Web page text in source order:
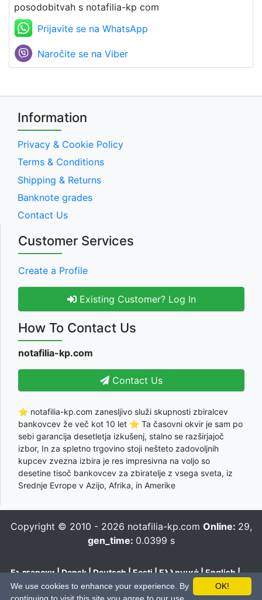
posodobitvah s notafilia-kp com
Prijavite se na WhatsApp
Naročite se na Viber
Information
Privacy & Cookie Policy
Terms & Conditions
Shipping & Returns
Banknote grades
Contact Us
Customer Services
Create a Profile
Existing Customer? Log In
How To Contact Us
notafilia-kp.com
Contact Us
⭐ notafilia-kp.com zanesljivo služi skupnosti zbiralcev
bankovcev že več kot 10 let ⭐ Ta časovni okvir je sam po
sebi garancija desetletja izkušenj, stalno se razširjajoč
izbor, In za spletno trgovino stoji nešteto zadovoljnih
kupcev zvezna izbira je res impresivna na voljo so
desetine tisoč bankovcev za zbiratelje z vsega sveta, iz
Srednje Evrope v Azijo, Afrika, in Amerike
Copyright © 2010 - 2026 notafilia-kp.com Online: 29,
gen_time: 0.0399 s
Български|Dansk|Deutsch|Eesti|Ελληνικά|English|
Español|Français|Hrvatski|Italiano|Latviešu Lietuvių
Magyar|Nederlands|Polski|Português|Română|Pусский
OK!
We use cookies to enhance your experience. By